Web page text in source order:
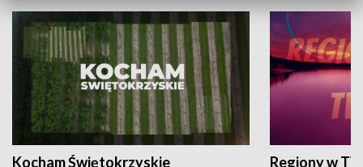
Kocham Świętokrzyskie Regiony w